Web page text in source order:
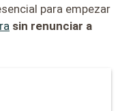
para empezar
sin renunciar a